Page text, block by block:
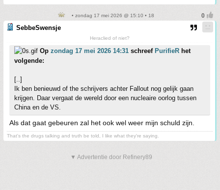
• zondag 17 mei 2026 @ 15:10 • 18
SebbeSwensje
Heraclied of niet?
Op zondag 17 mei 2026 14:31 schreef PurifieR het
volgende:
[..]
Ik ben benieuwd of the schrijvers achter Fallout nog gelijk gaan
krijgen. Daar vergaat de wereld door een nucleaire oorlog tussen
China en de VS.
Als dat gaat gebeuren zal het ook wel weer mijn schuld zijn.
That's the drugs talking and truth be told, I like what they're saying.
▼ Advertentie door Refinery89